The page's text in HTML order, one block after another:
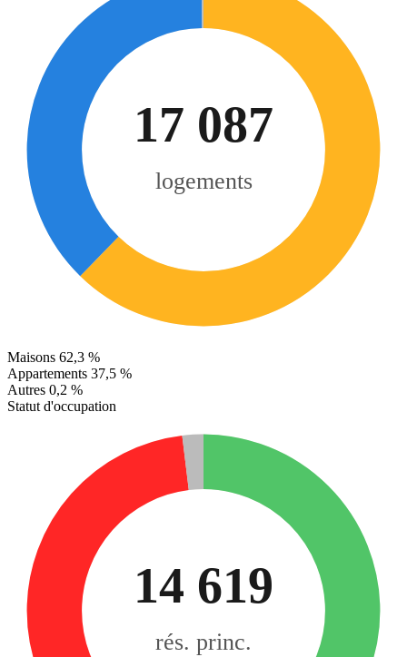
17 087
logements
Maisons 62,3 %
Appartements 37,5 %
Autres 0,2 %
Statut d'occupation
14 619
rés. princ.